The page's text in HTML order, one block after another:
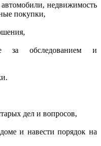
недвижимость
покупки,
за обследованием и
дел и вопросов,
и навести порядок на